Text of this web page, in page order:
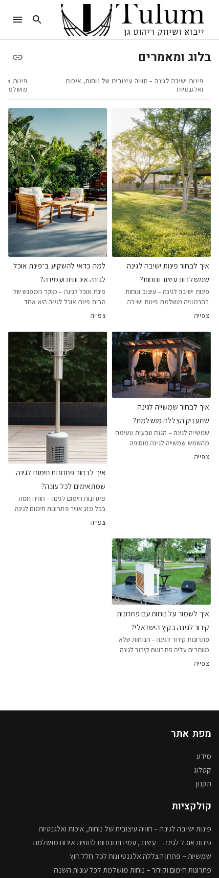
בלוג ומאמרים
פינות ישיבה לגינה – חוויה עיצובית של נוחות, איכות
ואלגנטיות
פינות
מושלמת
איך לבחור פינות ישיבה לגינה
שמשלבות עיצוב ונוחות?
פינות ישיבה לגינה – עיצוב ונוחות
בהרמוניה מושלמת פינות ישיבה
לגינה מייצרות את האיזון המדויק בין
בעידן שבו חצרות ומרפסות הפכו
לחללים פעילים, המראה של מערכות
הישיבה קו
צפייה
למה כדאי להשקיע ב־פינת אוכל
לגינה איכותית ועמידה?
פינת אוכל לגינה – מוקד המפגש של
הבית פינת אוכל לגינה היא אחד
הפריטים המרכזיים במרחב החיצוני
למפגש יומיומי, לארוחות ולרגעים
רגועים בשמש. הוספת פינת אוכל
לגינה בבית שאן מע
צפייה
איך לבחור שמשייה לגינה
שתעניק הצללה מושלמת?
שמשייה לגינה – הגנה טבעית ונעימה
מהשמש שמשייה לגינה מוסיפה
שכבת נוחות אמיתית לכל מרחב
צפייה
איך לבחור פתרונות חימום לגינה
שמתאימים לכל עונה?
פתרונות חימום לגינה – חוויה חמה
בכל מזג אוויר פתרונות חימום לגינה
מאפשרים ליהנות מהמרחב החיצוני
צפייה
איך לשמור על נוחות עם פתרונות
קירור לגינה בקיץ הישראלי?
פתרונות קירור לגינה – הנוחות שלא
מוותרים עליה פתרונות קירור לגינה
מאפשרים להפוך את חודשי הקיץ
צפייה
מפת אתר
מידע
קטלוג
תקנון
קולקציות
פינות ישיבה לגינה – חוויה עיצובית של נוחות, איכות ואלגנטיות
פינות אוכל לגינה – עיצוב, עמידות ונוחות לחוויית אירוח מושלמת
שמשיות – פתרון הצללה אלגנטי ונוח לכל חלל חוץ
פתרונות חימום וקירור – נוחות מושלמת לכל עונות השנה